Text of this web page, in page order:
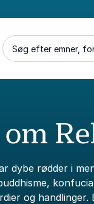
Søg efter emner,
dybe rødder i
og